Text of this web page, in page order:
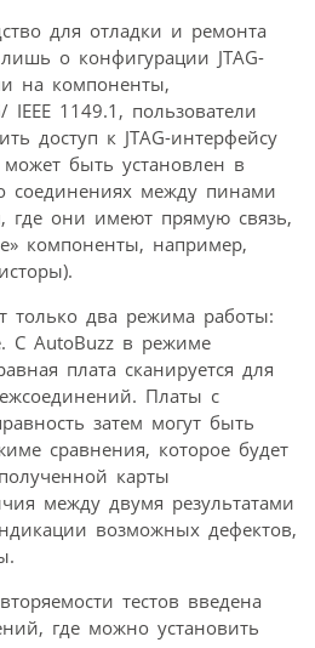
о конфигурации JTAG-
на компоненты,
1149.1, пользователи
доступ к JTAG-интерфейсу
быть установлен в
соединениях между пинами
где они имеют прямую связь,
компоненты, например,
только два режима работы:
С AutoBuzz в режиме
плата сканируется для
Платы с
затем могут быть
сравнения, которое будет
карты
между двумя результатами
возможных дефектов,
тестов введена
где можно установить